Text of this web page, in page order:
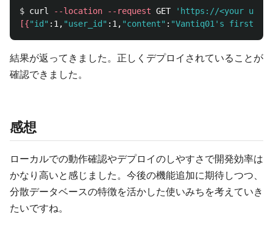
$ curl --location --request GET
'https://<your url>/
[{"id" :1, "user_id" :1, "content" : "Vantiq01's first
結果が返ってきました。正しくデプロイされていることが
確認できました。
感想
ローカルでの動作確認やデプロイのしやすさで開発効率は
かなり高いと感じました。今後の機能追加に期待しつつ、
分散データベースの特徴を活かした使いみちを考えていき
たいですね。